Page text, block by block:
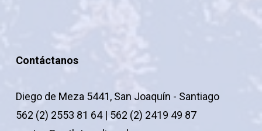
Contáctanos
Diego de Meza 5441, San Joaquín - Santiago
562 (2) 2553 81 64 | 562 (2) 2419 49 87